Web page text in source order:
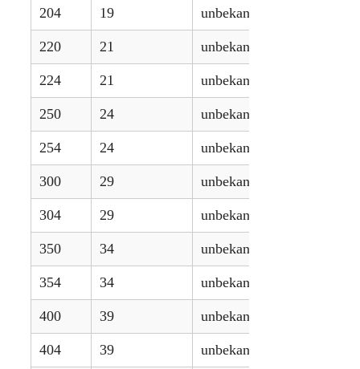
204 19 unbekannt
220 21 unbekannt
224 21 unbekannt
250 24 unbekannt
254 24 unbekannt
300 29 unbekannt
304 29 unbekannt
350 34 unbekannt
354 34 unbekannt
400 39 unbekannt
404 39 unbekannt